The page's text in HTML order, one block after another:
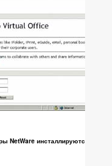
NetWare инсталлируются в